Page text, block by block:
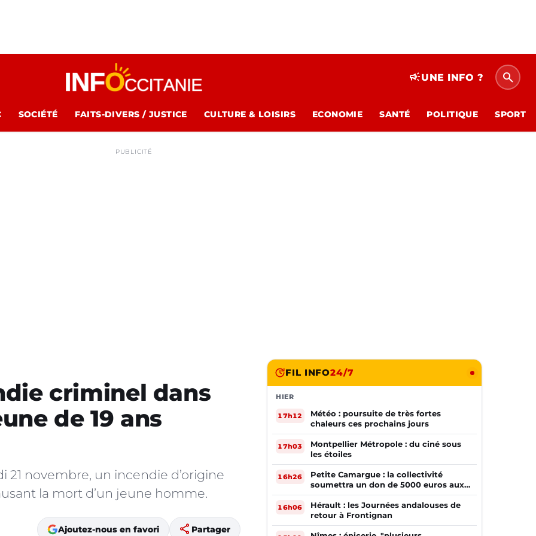
campaignUNE INFO ? search
SOCIÉTÉ FAITS-DIVERS / JUSTICE CULTURE & LOISIRS ECONOMIE SANTÉ POLITIQUE SPORT
PUBLICITÉ
criminel dans
de 19 ans
novembre, un incendie d’origine
la mort d’un jeune homme.
Ajoutez-nous en favori share Partager
FIL INFO24/7
HIER
17h12
Météo : poursuite de très fortes
chaleurs ces prochains jours
17h03
Montpellier Métropole : du ciné sous
les étoiles
16h26
Petite Camargue : la collectivité
soumettra un don de 5000 euros aux
sinistrés de la Gironde
16h06
Hérault : les Journées andalouses de
retour à Frontignan